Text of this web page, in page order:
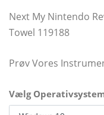
Next My Nintendo
Towel 119188
Prøv Vores
Vælg